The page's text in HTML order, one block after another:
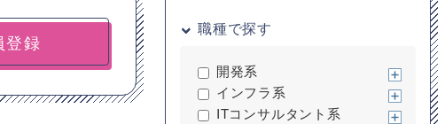
登録
職種で探す
開発系
インフラ系
ITコンサルタント系